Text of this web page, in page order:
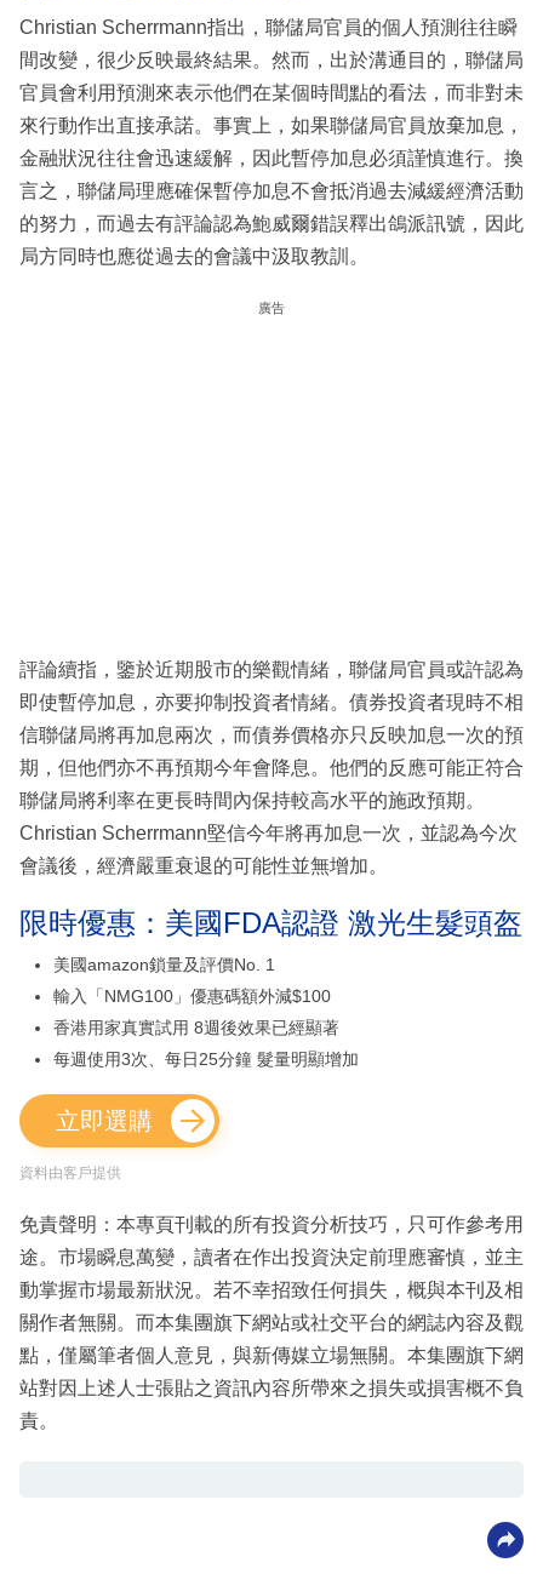
Christian Scherrmann指出，聯儲局官員的個人預測往往瞬
間改變，很少反映最終結果。然而，出於溝通目的，聯儲局
官員會利用預測來表示他們在某個時間點的看法，而非對未
來行動作出直接承諾。事實上，如果聯儲局官員放棄加息，
金融狀況往往會迅速緩解，因此暫停加息必須謹慎進行。換
言之，聯儲局理應確保暫停加息不會抵消過去減緩經濟活動
的努力，而過去有評論認為鮑威爾錯誤釋出鴿派訊號，因此
局方同時也應從過去的會議中汲取教訓。
廣告
評論續指，鑒於近期股市的樂觀情緒，聯儲局官員或許認為
即使暫停加息，亦要抑制投資者情緒。債券投資者現時不相
信聯儲局將再加息兩次，而債券價格亦只反映加息一次的預
期，但他們亦不再預期今年會降息。他們的反應可能正符合
聯儲局將利率在更長時間內保持較高水平的施政預期。
Christian Scherrmann堅信今年將再加息一次，並認為今次
會議後，經濟嚴重衰退的可能性並無增加。
限時優惠：美國FDA認證 激光生髮頭盔
美國amazon鎖量及評價No. 1
輸入「NMG100」優惠碼額外減$100
香港用家真實試用 8週後效果已經顯著
每週使用3次、每日25分鐘 髮量明顯增加
立即選購
資料由客戶提供
免責聲明：本專頁刊載的所有投資分析技巧，只可作參考用
途。市場瞬息萬變，讀者在作出投資決定前理應審慎，並主
動掌握市場最新狀況。若不幸招致任何損失，概與本刊及相
關作者無關。而本集團旗下網站或社交平台的網誌內容及觀
點，僅屬筆者個人意見，與新傳媒立場無關。本集團旗下網
站對因上述人士張貼之資訊內容所帶來之損失或損害概不負
責。